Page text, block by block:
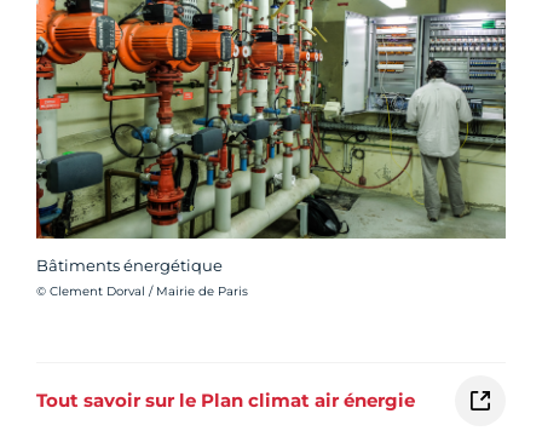
Bâtiments énergétique
Crédit photo :
© Clement Dorval / Mairie de Paris
Tout savoir sur le Plan climat air énergie